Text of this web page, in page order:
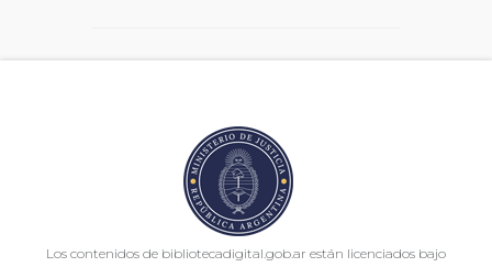
Los contenidos de bibliotecadigital.gob.ar están licenciados bajo